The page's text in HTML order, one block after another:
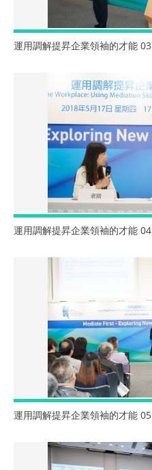
運用調解提昇企業領袖的才能 03
運用調解提昇企業領袖的才能 04
運用調解提昇企業領袖的才能 05